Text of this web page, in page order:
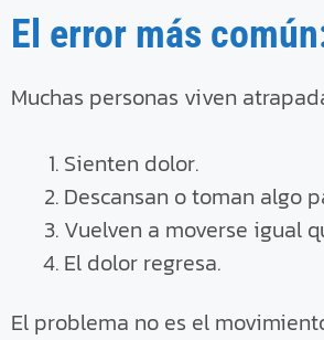
El error más
Muchas personas viven
Sienten dolor.
Descansan o toman algo
Vuelven a moverse igual
El dolor regresa.
El problema no es el